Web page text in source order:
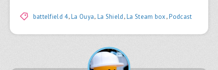
battelfield 4,La Ouya, La Shield,La Steam box,Podcast